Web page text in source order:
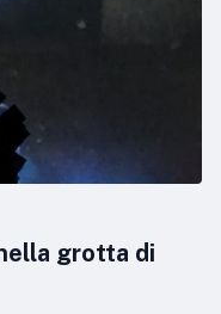
grotta di